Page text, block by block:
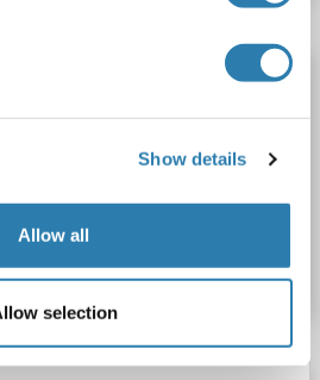
Show details
Allow all
selection
(Kuh)
Colorimetric
Cell Culture Supernatant, Plasma, Serum, Tissue Homogenate
Details